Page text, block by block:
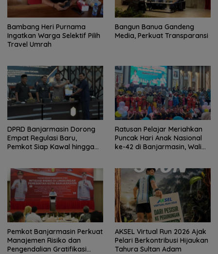
Bambang Heri Purnama
Ingatkan Warga Selektif Pilih
Travel Umrah
Bangun Banua Gandeng
Media, Perkuat Transparansi
DPRD Banjarmasin Dorong
Empat Regulasi Baru,
Pemkot Siap Kawal hingga
Ratusan Pelajar Meriahkan
Puncak Hari Anak Nasional
ke-42 di Banjarmasin, Wali
Pemkot Banjarmasin Perkuat
Manajemen Risiko dan
Pengendalian Gratifikasi
AKSEL Virtual Run 2026 Ajak
Pelari Berkontribusi Hijaukan
Tahura Sultan Adam